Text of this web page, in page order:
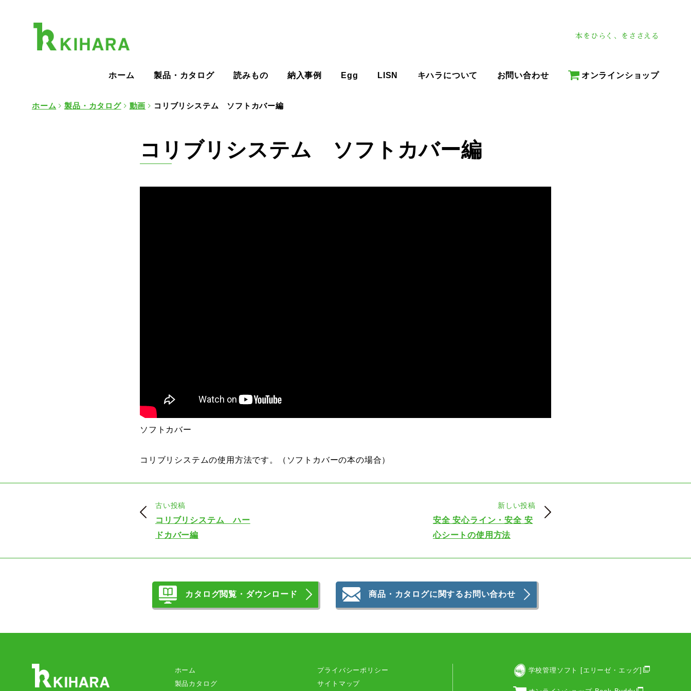
本をひらく、をささえる
ホーム 製品・カタログ 読みもの 納入事例 Egg LISN キハラについて お問い合わせ オンラインショップ
ホーム 製品・カタログ 動画 コリブリシステム ソフトカバー編
コリブリシステム ソフトカバー編
ソフトカバー
コリブリシステムの使用方法です。（ソフトカバーの本の場合）
古い投稿
コリブリシステム ハー
ドカバー編
新しい投稿
安全 安心ライン・安全 安
心シートの使用方法
カタログ閲覧・ダウンロード 商品・カタログに関するお問い合わせ
ホーム
製品カタログ
プライバシーポリシー
サイトマップ
学校管理ソフト [エリーゼ・エッグ]